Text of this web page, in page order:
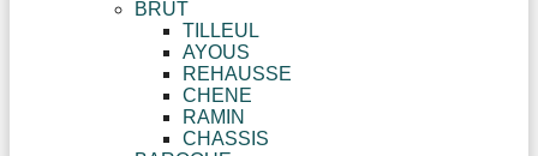
BRUT
TILLEUL
AYOUS
REHAUSSE
CHENE
RAMIN
CHASSIS